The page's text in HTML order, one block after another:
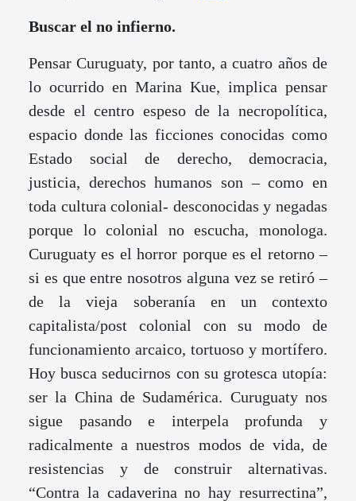
Buscar el no infierno.
Pensar Curuguaty, por tanto, a cuatro años de
lo ocurrido en Marina Kue, implica pensar
desde el centro espeso de la necropolítica,
espacio donde las ficciones conocidas como
Estado social de derecho, democracia,
justicia, derechos humanos son – como en
toda cultura colonial- desconocidas y negadas
porque lo colonial no escucha, monologa.
Curuguaty es el horror porque es el retorno –
si es que entre nosotros alguna vez se retiró –
de la vieja soberanía en un contexto
capitalista/post colonial con su modo de
funcionamiento arcaico, tortuoso y mortífero.
Hoy busca seducirnos con su grotesca utopía:
ser la China de Sudamérica. Curuguaty nos
sigue pasando e interpela profunda y
radicalmente a nuestros modos de vida, de
resistencias y de construir alternativas.
“Contra la cadaverina no hay resurrectina”,